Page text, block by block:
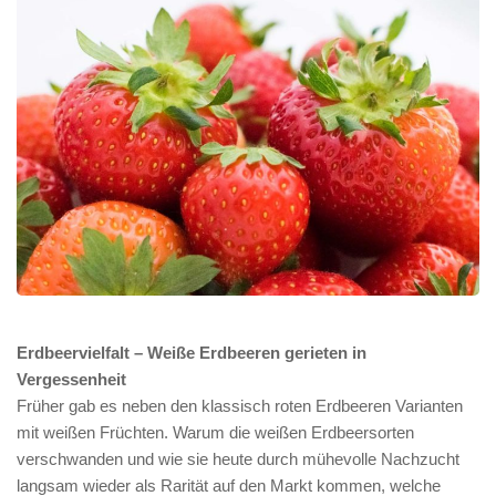
Erdbeervielfalt – Weiße Erdbeeren gerieten in
Vergessenheit
Früher gab es neben den klassisch roten Erdbeeren Varianten
mit weißen Früchten. Warum die weißen Erdbeersorten
verschwanden und wie sie heute durch mühevolle Nachzucht
langsam wieder als Rarität auf den Markt kommen, welche